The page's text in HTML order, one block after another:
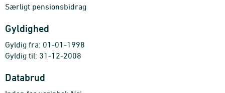
Særligt pensionsbidrag
Gyldighed
Gyldig fra: 01-01-1998
Gyldig til: 31-12-2008
Databrud